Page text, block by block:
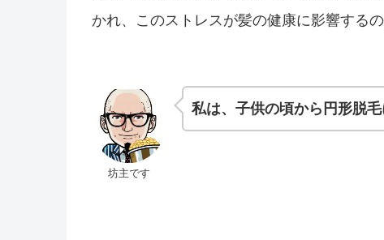
かれ、このストレスが髪の健康に影響する
坊主です
私は、子供の頃から円形脱